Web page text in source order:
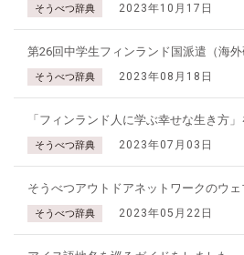
そうべつ辞典 2023年10月17日
第26回中学生フィンランド国派遣（海
そうべつ辞典 2023年08月18日
「フィンランド人に学ぶ幸せな生き方
そうべつ辞典 2023年07月03日
そうべつアウトドアネットワークのウェ
そうべつ辞典 2023年05月22日